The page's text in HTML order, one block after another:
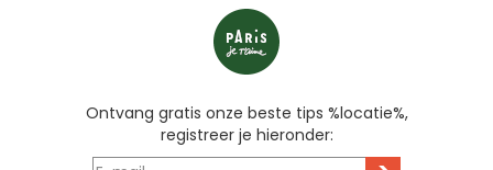
Ontvang gratis onze beste tips %locatie%,
registreer je hieronder: